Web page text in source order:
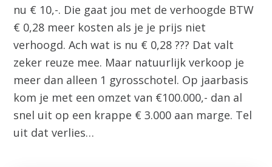
nu € 10,-. Die gaat jou met de verhoogde BTW
€ 0,28 meer kosten als je je prijs niet
verhoogd. Ach wat is nu € 0,28 ??? Dat valt
zeker reuze mee. Maar natuurlijk verkoop je
meer dan alleen 1 gyrosschotel. Op jaarbasis
kom je met een omzet van €100.000,- dan al
snel uit op een krappe € 3.000 aan marge. Tel
uit dat verlies…